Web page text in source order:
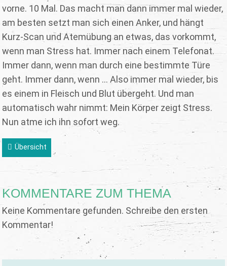
vorne. 10 Mal. Das macht man dann immer mal wieder,
am besten setzt man sich einen Anker, und hängt
Kurz-Scan und Atemübung an etwas, das vorkommt,
wenn man Stress hat. Immer nach einem Telefonat.
Immer dann, wenn man durch eine bestimmte Türe
geht. Immer dann, wenn ... Also immer mal wieder, bis
es einem in Fleisch und Blut übergeht. Und man
automatisch wahr nimmt: Mein Körper zeigt Stress.
Nun atme ich ihn sofort weg.
Übersicht
KOMMENTARE ZUM THEMA
Keine Kommentare gefunden. Schreibe den ersten
Kommentar!